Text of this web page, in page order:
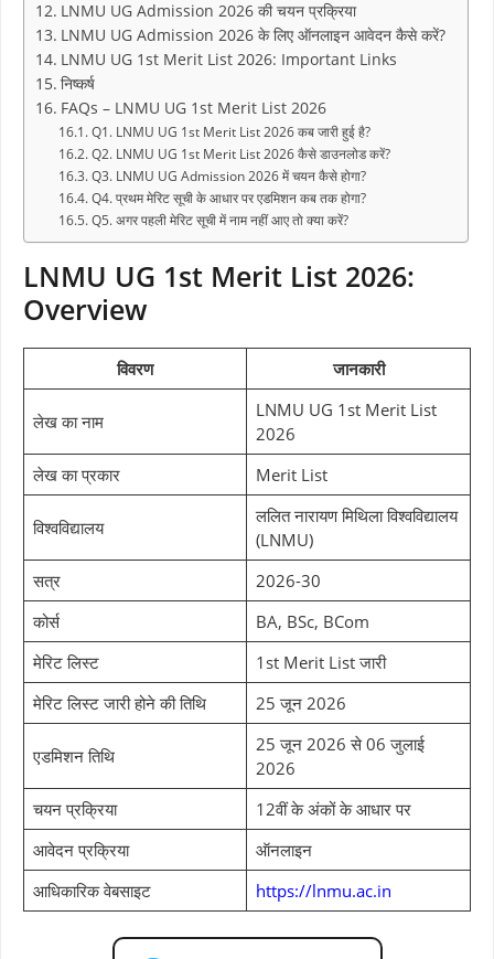
LNMU UG Admission 2026 की चयन प्रक्रिया
LNMU UG Admission 2026 के लिए ऑनलाइन आवेदन कैसे करें?
LNMU UG 1st Merit List 2026: Important Links
निष्कर्ष
FAQs – LNMU UG 1st Merit List 2026
Q1. LNMU UG 1st Merit List 2026 कब जारी हुई है?
Q2. LNMU UG 1st Merit List 2026 कैसे डाउनलोड करें?
Q3. LNMU UG Admission 2026 में चयन कैसे होगा?
Q4. प्रथम मेरिट सूची के आधार पर एडमिशन कब तक होगा?
Q5. अगर पहली मेरिट सूची में नाम नहीं आए तो क्या करें?
LNMU UG 1st Merit List 2026:
Overview
विवरण जानकारी
लेख का नाम
LNMU UG 1st Merit List
2026
लेख का प्रकार
Merit List
विश्वविद्यालय
ललित नारायण मिथिला विश्वविद्यालय
(LNMU)
सत्र
2026-30
कोर्स
BA, BSc, BCom
मेरिट लिस्ट
1st Merit List जारी
मेरिट लिस्ट जारी होने की तिथि
25 जून 2026
एडमिशन तिथि
25 जून 2026 से 06 जुलाई
2026
चयन प्रक्रिया
12वीं के अंकों के आधार पर
आवेदन प्रक्रिया
ऑनलाइन
आधिकारिक वेबसाइट
https://lnmu.ac.in